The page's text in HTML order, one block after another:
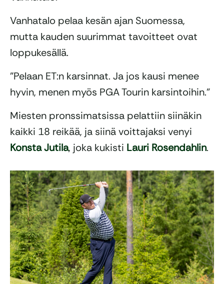
Vanhatalo pelaa kesän ajan Suomessa,
mutta kauden suurimmat tavoitteet ovat
loppukesällä.
”Pelaan ET:n karsinnat. Ja jos kausi menee
hyvin, menen myös PGA Tourin karsintoihin.”
Miesten pronssimatsissa pelattiin siinäkin
kaikki 18 reikää, ja siinä voittajaksi venyi
Konsta Jutila, joka kukisti Lauri Rosendahlin.